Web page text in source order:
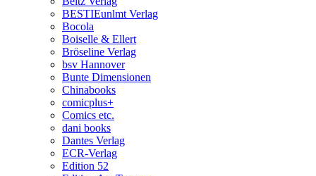
BESTIEunlmt Verlag
Bocola
Boiselle & Ellert
Bröseline Verlag
bsv Hannover
Bunte Dimensionen
Chinabooks
comicplus+
Comics etc.
dani books
Dantes Verlag
ECR-Verlag
Edition 52